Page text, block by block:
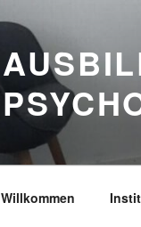
Willkommen